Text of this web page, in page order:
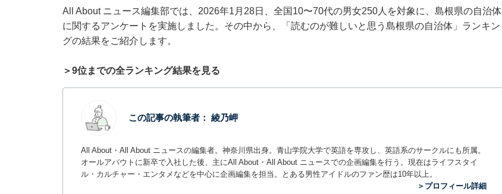
All About ニュース編集部では、2026年1月28日、全国10〜70代の男女250人を対象に、島根県の自治体
に関するアンケートを実施しました。その中から、「読むのが難しいと思う島根県の自治体」ランキン
グの結果をご紹介します。
＞9位までの全ランキング結果を見る
この記事の執筆者： 綾乃岬
All About・All About ニュースの編集者。神奈川県出身。青山学院大学で英語を専攻し、英語系のサークルにも所属。
オールアバウトに新卒で入社した後、主にAll About・All About ニュースでの企画編集を行う。現在はライフスタイ
ル・カルチャー・エンタメなどを中心に企画編集を担当。とある男性アイドルのファン歴は10年以上。
＞プロフィール詳細